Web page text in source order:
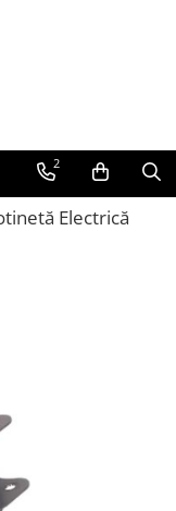
2
Electrică